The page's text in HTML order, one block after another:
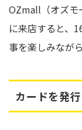
OZmall（オズモ
に来店すると、
事を楽しみなが
カードを発